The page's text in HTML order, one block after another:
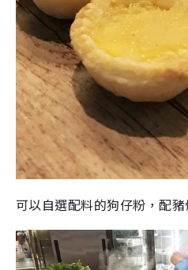
可以自選配料的狗仔粉，配